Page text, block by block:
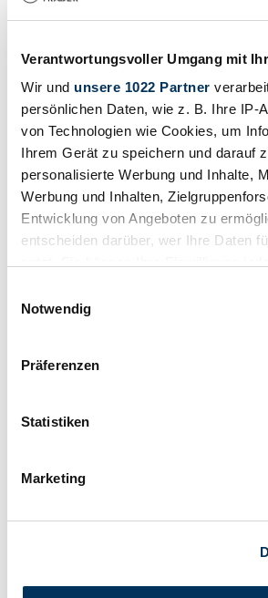
Verantwortungsvoller Umgang mit
Wir und unsere 1022 Partner
persönlichen Daten, wie z. B. Ihre IP-
von Technologien wie Cookies, um
Ihrem Gerät zu speichern und darauf
personalisierte Werbung und Inhalte,
Werbung und Inhalten,
Entwicklung von Angeboten zu
entscheiden darüber, wer Ihre Daten
Trigger Symbol ändern oder widerrufen
Informationen über Ihre
können
bestimmten Merkmalen
Erfahren Sie mehr darüber, wie Ihre
Notwendig
Präferenzen
Statistiken
Marketing